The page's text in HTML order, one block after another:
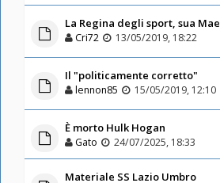
La Regina degli sport, sua
Cri72 13/05/2019, 18:22
Il "politicamente corretto"
lennon85 15/05/2019, 12:10
È morto Hulk Hogan
Gato 24/07/2025, 18:33
Materiale SS Lazio Umbro